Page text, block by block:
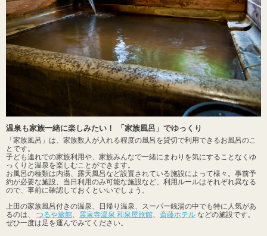
温泉も家族一緒に楽しみたい！ 「家族風呂」でゆっくり
「家族風呂」は、家族数人が入れる程度の風呂を貸切で利用できるお風呂のこ
とです。
子ども連れでの家族利用や、家族みんなで一緒にまわりを気にすることなくゆ
っくりと温泉を楽しむことができます。
お風呂の種類は内湯、露天風呂など設置されている施設によって様々。事前予
約が必要な施設、当日利用のみ可能な施設など、利用ルールはそれぞれ異なる
ので、事前に確認しておくといいでしょう。
上田の家族風呂付きの温泉、日帰り温泉、スーパー銭湯の中でも特に人気があ
るのは、 つるや旅館、 霊泉寺温泉 和泉屋旅館、 斎藤ホテル などの施設です。
ぜひ一度は足を運んでみてください。